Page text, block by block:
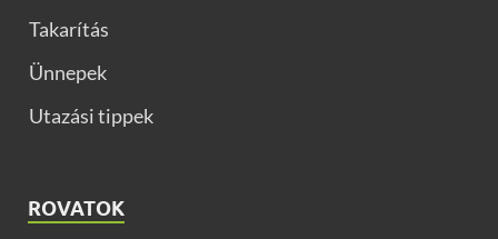
Takarítás
Ünnepek
Utazási tippek
ROVATOK